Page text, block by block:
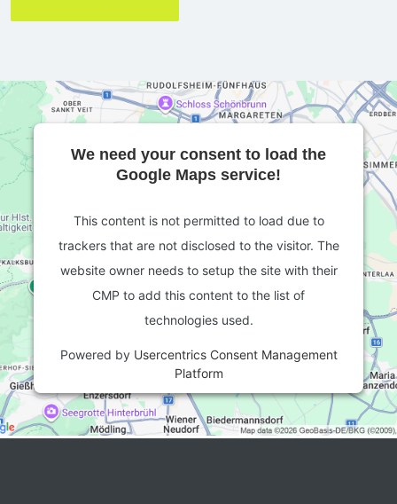
We need your consent to load the
Google Maps service!
This content is not permitted to load due to
trackers that are not disclosed to the visitor. The
website owner needs to setup the site with their
CMP to add this content to the list of
technologies used.
Powered by Usercentrics Consent Management
Platform